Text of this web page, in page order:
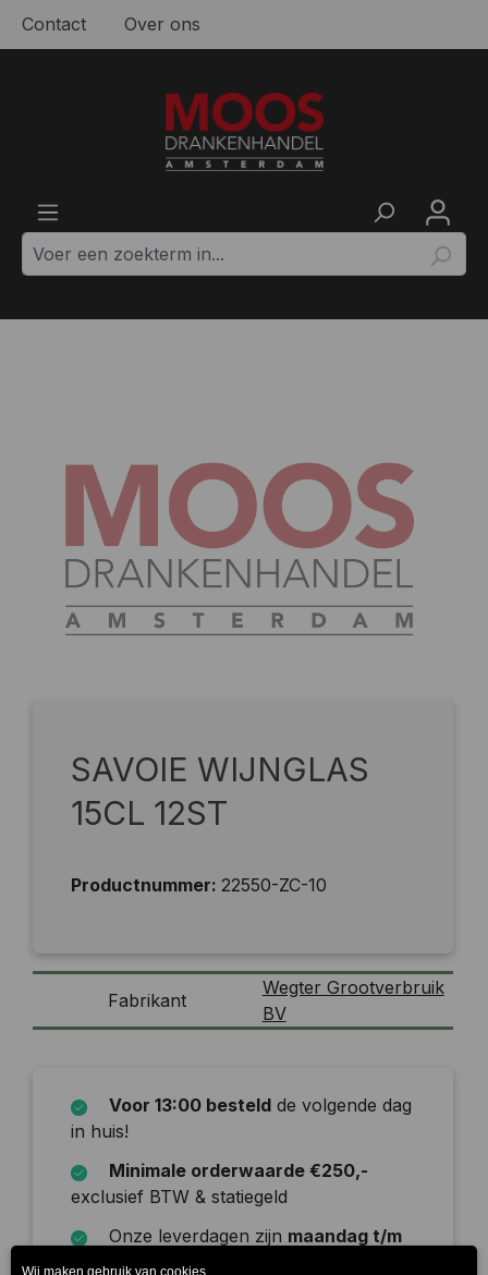
Ga naar de hoofdinhoud
Contact Over ons
SAVOIE WIJNGLAS
15CL 12ST
Productnummer: 22550-ZC-10
Fabrikant
Wegter Grootverbruik
BV
Voor 13:00 besteld de volgende dag
in huis!
Minimale orderwaarde €250,-
exclusief BTW & statiegeld
Onze leverdagen zijn maandag t/m
zaterdag